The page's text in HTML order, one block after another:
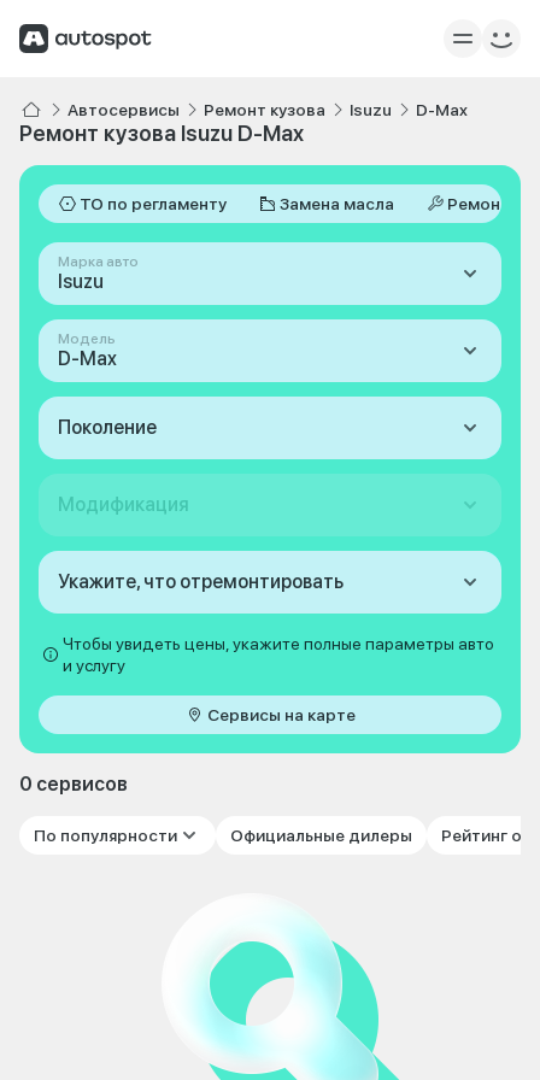
Автосервисы Ремонт кузова Isuzu D-Max
Ремонт кузова Isuzu D-Max
ТО по регламенту Замена масла Ремонт
Марка авто
Isuzu
Модель
D-Max
Поколение
Модификация
Укажите, что отремонтировать
Чтобы увидеть цены, укажите полные параметры авто
и услугу
Сервисы на карте
0 сервисов
По популярности Официальные дилеры Рейтинг